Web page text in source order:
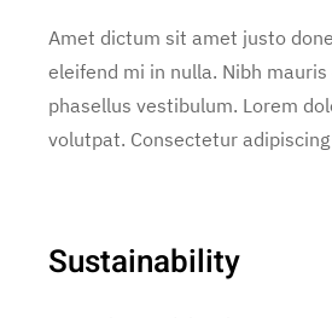
Amet dictum sit amet justo
eleifend mi in nulla. Nibh
phasellus vestibulum. Lorem
volutpat. Consectetur
Sustainability